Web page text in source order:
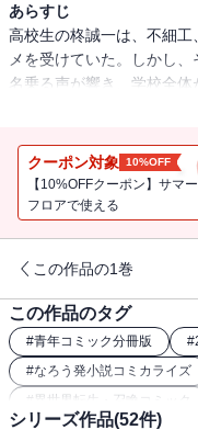
あらすじ
高校生の柊誠一は、不細
メを受けていた。しかし
名乗る声が響き、学校全
スメイトからパーティー
リラからの求婚も、これ
大人気異世界ファンタジ
クーポン対象 10%OFF
【10%OFFクーポン】サマ
フロアで使える
この作品の1巻
この作品のタグ
#青年コミック分冊版 #
#なろう発小説コミカライズ
# 異世界転生・召喚コミック
シリーズ作品(52件)